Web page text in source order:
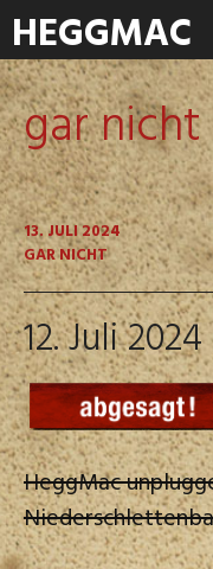
HEGGMAC
gar nicht
13. JULI 2024
GAR NICHT
12. Juli 2024
HeggMac